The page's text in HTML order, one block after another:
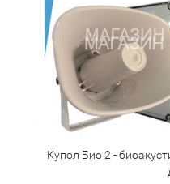
Купол Био 2 -